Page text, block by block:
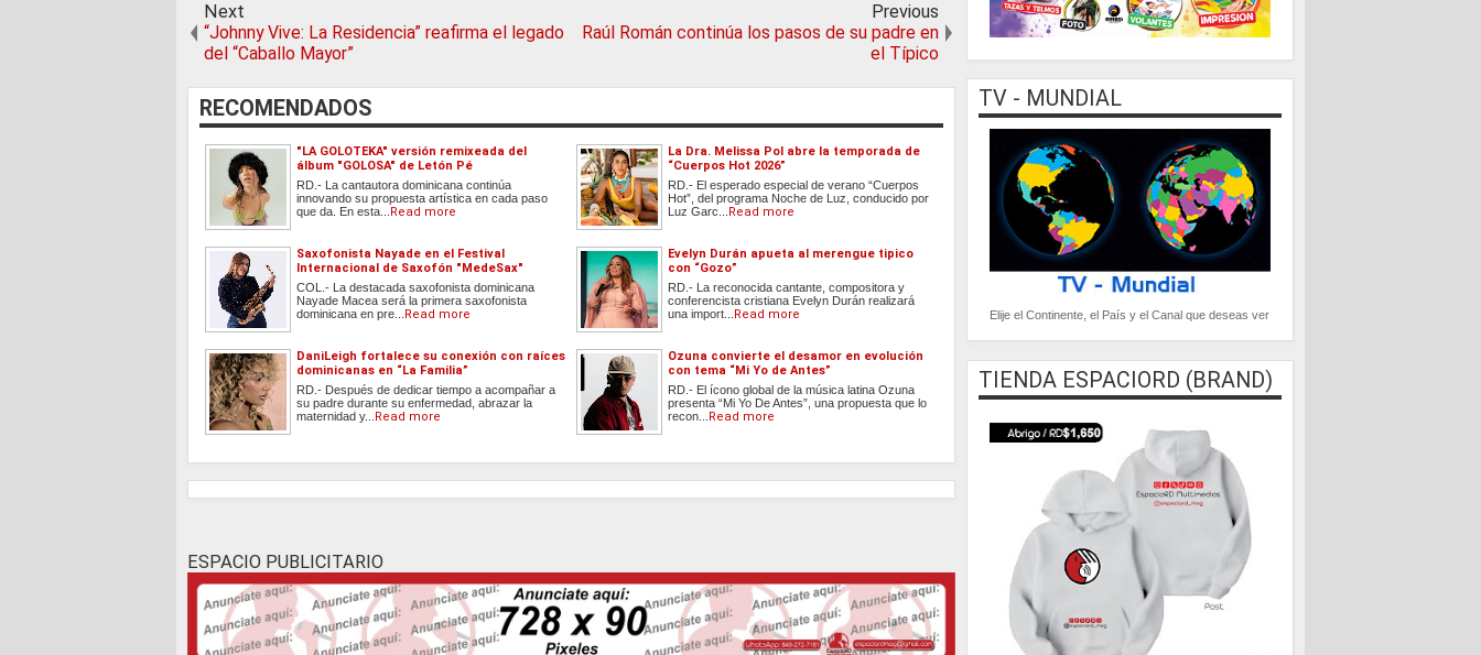
Next
“Johnny Vive: La Residencia” reafirma el legado
del “Caballo Mayor”
Previous
Raúl Román continúa los pasos de su padre en
el Típico
RECOMENDADOS
"LA GOLOTEKA" versión remixeada del
álbum "GOLOSA" de Letón Pé
RD.- La cantautora dominicana continúa
innovando su propuesta artística en cada paso
que da. En esta...
Read more
La Dra. Melissa Pol abre la temporada de
“Cuerpos Hot 2026”
RD.- El esperado especial de verano “Cuerpos
Hot”, del programa Noche de Luz, conducido por
Luz Garc...
Read more
Saxofonista Nayade en el Festival
Internacional de Saxofón "MedeSax"
COL.- La destacada saxofonista dominicana
Nayade Macea será la primera saxofonista
dominicana en pre...
Read more
Evelyn Durán apueta al merengue tipico
con “Gozo”
RD.- La reconocida cantante, compositora y
conferencista cristiana Evelyn Durán realizará
una import...
Read more
DaniLeigh fortalece su conexión con raíces
dominicanas en “La Familia”
RD.- Después de dedicar tiempo a acompañar a
su padre durante su enfermedad, abrazar la
maternidad y...
Read more
Ozuna convierte el desamor en evolución
con tema “Mi Yo de Antes”
RD.- El ícono global de la música latina Ozuna
presenta “Mi Yo De Antes”, una propuesta que lo
recon...
Read more
ESPACIO PUBLICITARIO
TV - MUNDIAL
Elije el Continente, el País y el Canal que deseas ver
TIENDA ESPACIORD (BRAND)